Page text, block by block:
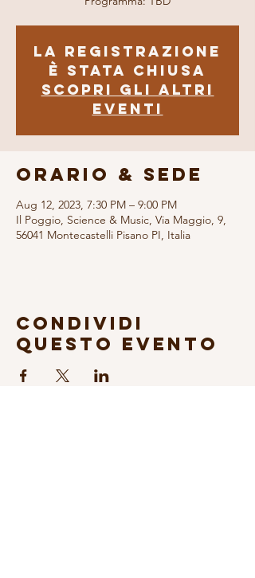
La registrazione
è stata chiusa
Scopri gli altri
eventi
Orario & Sede
Aug 12, 2023, 7:30 PM – 9:00 PM
Il Poggio, Science & Music, Via Maggio, 9,
56041 Montecastelli Pisano PI, Italia
Condividi
questo evento